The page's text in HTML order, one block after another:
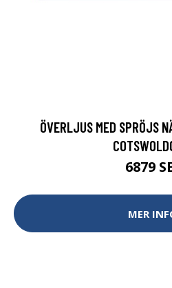
ÖVERLJUS MED SPRÖJS
6879
MER